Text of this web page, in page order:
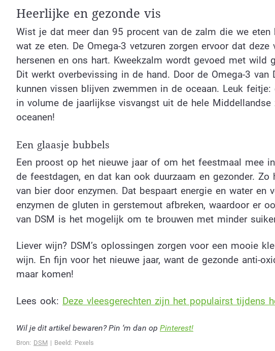
Heerlijke en gezonde vis
Wist je dat meer dan 95 procent van de zalm die we
wat ze eten. De Omega-3 vetzuren zorgen ervoor dat
hersenen en ons hart. Kweekzalm wordt gevoed met
Dit werkt overbevissing in de hand. Door de Omega-3
kunnen vissen blijven zwemmen in de oceaan. Leuk
in volume de jaarlijkse visvangst uit de hele
oceanen!
Een glaasje bubbels
Een proost op het nieuwe jaar of om het feestmaal mee
de feestdagen, en dat kan ook duurzaam en gezonder.
van bier door enzymen. Dat bespaart energie en water en
enzymen de gluten in gerstemout afbreken, waardoor er
van DSM is het mogelijk om te brouwen met minder
Liever wijn? DSM’s oplossingen zorgen voor een mooie
wijn. En fijn voor het nieuwe jaar, want de gezonde anti-
maar komen!
Lees ook: Deze vleesgerechten zijn het populairst tijdens
Wil je dit artikel bewaren? Pin ‘m dan op Pinterest!
Bron: DSM | Beeld: Pexels